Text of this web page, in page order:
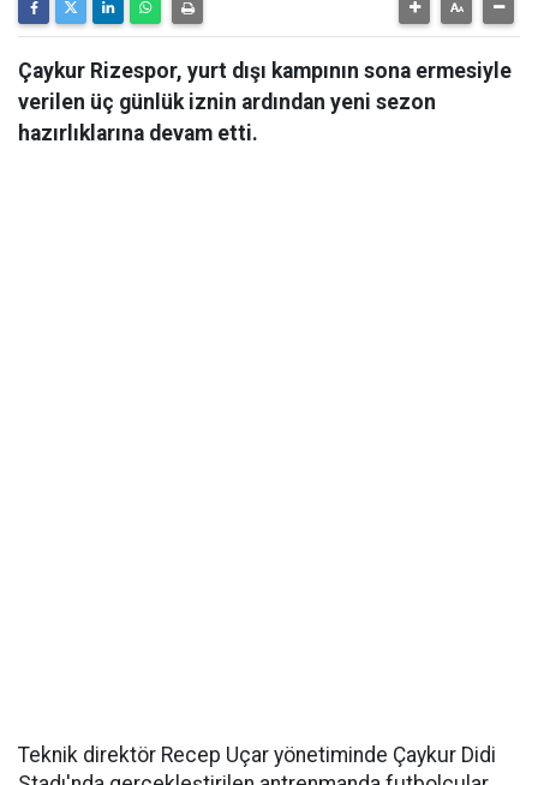
Çaykur Rizespor, yurt dışı kampının sona ermesiyle
verilen üç günlük iznin ardından yeni sezon
hazırlıklarına devam etti.
Teknik direktör Recep Uçar yönetiminde Çaykur Didi